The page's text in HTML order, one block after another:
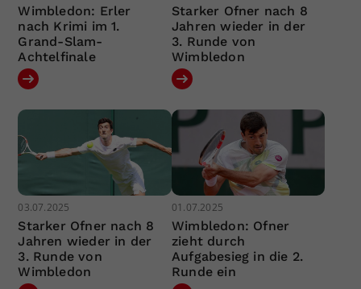
Wimbledon: Erler
nach Krimi im 1.
Grand-Slam-
Achtelfinale
Starker Ofner nach 8
Jahren wieder in der
3. Runde von
Wimbledon
03.07.2025
Starker Ofner nach 8
Jahren wieder in der
3. Runde von
Wimbledon
01.07.2025
Wimbledon: Ofner
zieht durch
Aufgabesieg in die 2.
Runde ein